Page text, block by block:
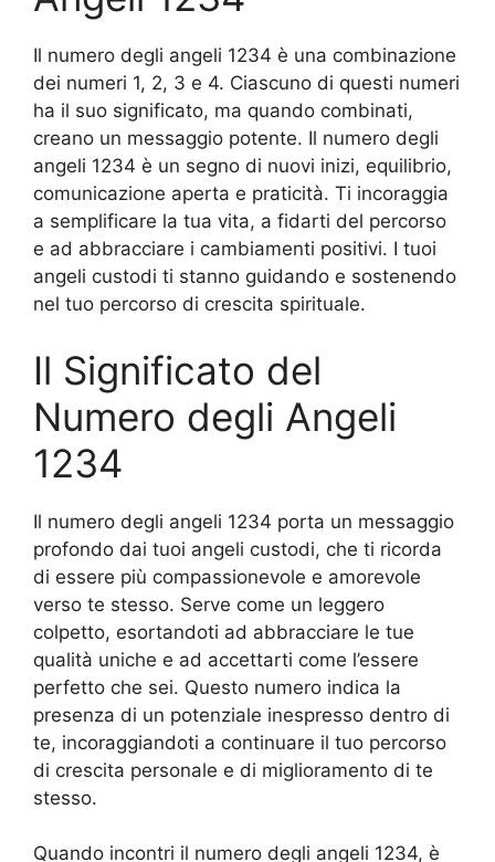
Il numero degli angeli 1234 è una combinazione
dei numeri 1, 2, 3 e 4. Ciascuno di questi numeri
ha il suo significato, ma quando combinati,
creano un messaggio potente. Il numero degli
angeli 1234 è un segno di nuovi inizi, equilibrio,
comunicazione aperta e praticità. Ti incoraggia
a semplificare la tua vita, a fidarti del percorso
e ad abbracciare i cambiamenti positivi. I tuoi
angeli custodi ti stanno guidando e sostenendo
nel tuo percorso di crescita spirituale.
Il Significato del
Numero degli Angeli
1234
Il numero degli angeli 1234 porta un messaggio
profondo dai tuoi angeli custodi, che ti ricorda
di essere più compassionevole e amorevole
verso te stesso. Serve come un leggero
colpetto, esortandoti ad abbracciare le tue
qualità uniche e ad accettarti come l’essere
perfetto che sei. Questo numero indica la
presenza di un potenziale inespresso dentro di
te, incoraggiandoti a continuare il tuo percorso
di crescita personale e di miglioramento di te
stesso.
Quando incontri il numero degli angeli 1234, è